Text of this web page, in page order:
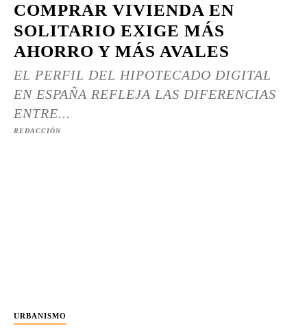
COMPRAR VIVIENDA EN
SOLITARIO EXIGE MÁS
AHORRO Y MÁS AVALES
EL PERFIL DEL HIPOTECADO DIGITAL
EN ESPAÑA REFLEJA LAS DIFERENCIAS
ENTRE...
REDACCIÓN
URBANISMO